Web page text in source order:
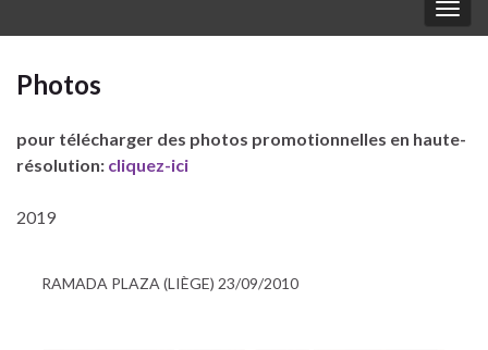
Photos
pour télécharger des photos promotionnelles en haute-
résolution: cliquez-ici
2019
RAMADA PLAZA (LIÈGE) 23/09/2010